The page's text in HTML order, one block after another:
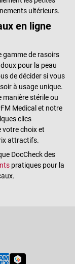
ultérieurs.
en ligne
gamme de rasoirs
pour la peau
de décider si vous
à usage unique.
manière stérile ou
Medical et notre
clics
votre choix et
attractifs.
DocCheck des
pratiques pour la